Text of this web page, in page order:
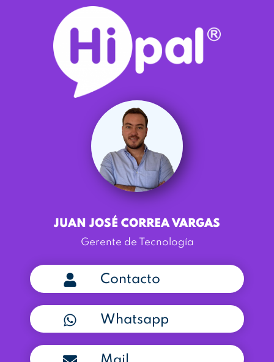
JUAN JOSÉ CORREA VARGAS
Gerente de Tecnología
Contacto
Whatsapp